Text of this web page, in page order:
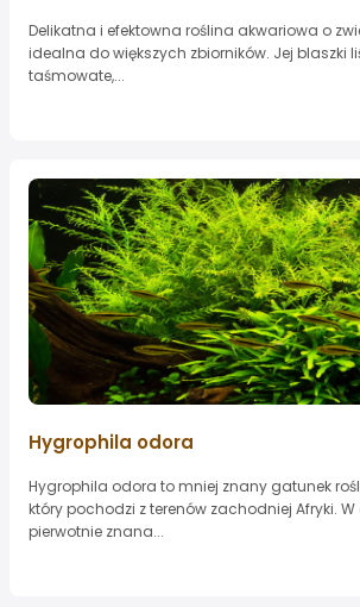
Delikatna i efektowna roślina akwariowa o
idealna do większych zbiorników. Jej blaszki
taśmowate,...
Hygrophila odora
Hygrophila odora to mniej znany gatunek
który pochodzi z terenów zachodniej Afryki.
pierwotnie znana...